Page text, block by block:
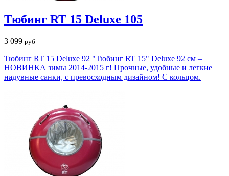
Тюбинг RT 15 Deluxe 105
3 099 руб
Тюбинг RT 15 Deluxe 92 "Тюбинг RT 15" Deluxe 92 см –
НОВИНКА зимы 2014-2015 г! Прочные, удобные и легкие
надувные санки, с превосходным дизайном! С кольцом.